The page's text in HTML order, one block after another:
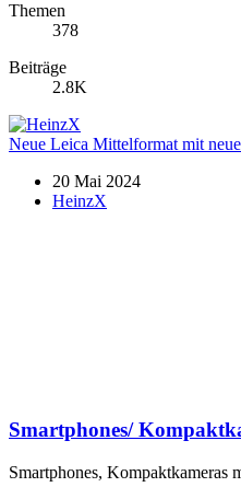
Themen
378
Beiträge
2.8K
Neue Leica Mittelformat mit
20 Mai 2024
HeinzX
Smartphones/
Smartphones, Kompaktkameras